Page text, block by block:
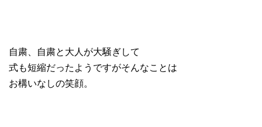
自粛、自粛と大人が大騒ぎして
式も短縮だったようですがそんなことは
お構いなしの笑顔。